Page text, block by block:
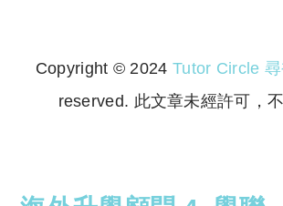
Copyright © 2024 Tutor Circle
reserved. 此文章未經許可，不